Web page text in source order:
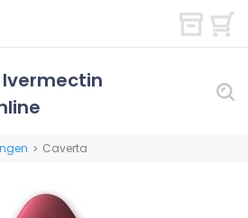
Ivermectin
> Caverta